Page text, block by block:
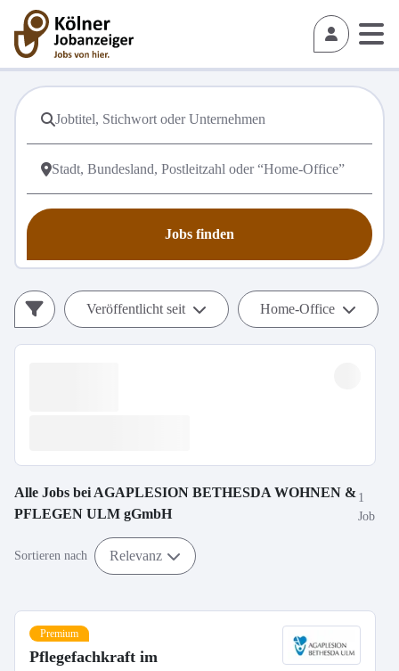
Jobs finden
Veröffentlicht seit Home-Office
Alle Jobs bei AGAPLESION BETHESDA WOHNEN &
PFLEGEN ULM gGmbH
1
Job
Sortieren nach Relevanz
Premium
Pflegefachkraft im